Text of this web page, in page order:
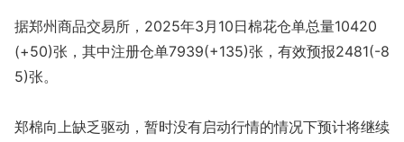
据郑州商品交易所，2025年3月10日棉花仓单总量10420
(+50)张，其中注册仓单7939(+135)张，有效预报2481(-8
5)张。
郑棉向上缺乏驱动，暂时没有启动行情的情况下预计将继续